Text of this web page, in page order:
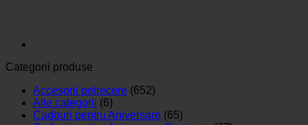
Categorii produse
Accesorii petrecere (652)
Alte categorii (6)
Cadouri pentru Aniversare (65)